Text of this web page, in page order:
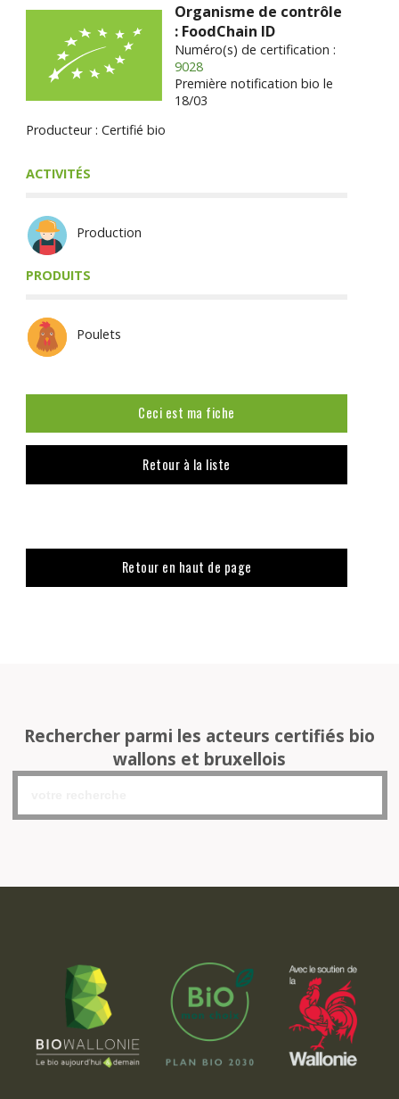
Organisme de contrôle
: FoodChain ID
Numéro(s) de certification :
9028
Première notification bio le
18/03
Producteur : Certifié bio
ACTIVITÉS
Production
PRODUITS
Poulets
Ceci est ma fiche
Retour à la liste
Retour en haut de page
Rechercher parmi les acteurs certifiés bio
wallons et bruxellois